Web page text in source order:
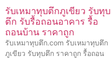
รับเหมาทุบตึกภูเขียว รับทุบ
ตึก รับรื้อถอนอาคาร รื้อ
ถอนบ้าน ราคาถูก
รับเหมาทุบตึก.com รับเหมาทุบตึก
ภูเขียว รับทุบตึก ราคาถูก รื้อถอน